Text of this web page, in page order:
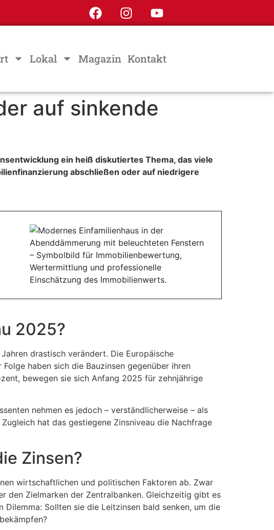
Lokal Magazin Kontakt
auf sinkende
ein heiß diskutiertes Thema, das viele
abschließen oder auf niedrigere
2025?
drastisch verändert. Die Europäische
haben sich die Bauzinsen gegenüber ihren
bewegen sie sich Anfang 2025 für zehnjährige
nehmen es jedoch – verständlicherweise – als
hat das gestiegene Zinsniveau die Nachfrage
Zinsen?
wirtschaftlichen und politischen Faktoren ab. Zwar
den Zielmarken der Zentralbanken. Gleichzeitig gibt es
Sollten sie die Leitzinsen bald senken, um die